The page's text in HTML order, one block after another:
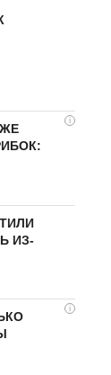
i
ИЗ-
i